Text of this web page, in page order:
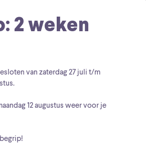
2 weken
van zaterdag27 juli t/m
.
12 augustus weer voor je